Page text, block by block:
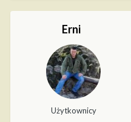
Erni
Użytkownicy